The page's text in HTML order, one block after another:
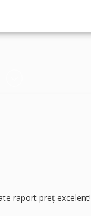
raport preț excelent!